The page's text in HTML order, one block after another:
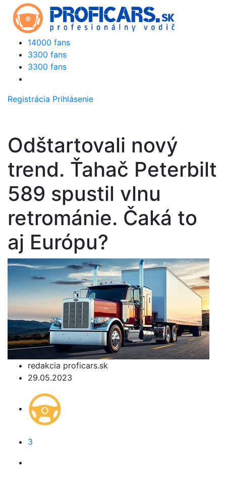
14000 fans
3300 fans
3300 fans
Registrácia Prihlásenie
Odštartovali nový
trend. Ťahač Peterbilt
589 spustil vlnu
retrománie. Čaká to
aj Európu?
redakcia proficars.sk
29.05.2023
3